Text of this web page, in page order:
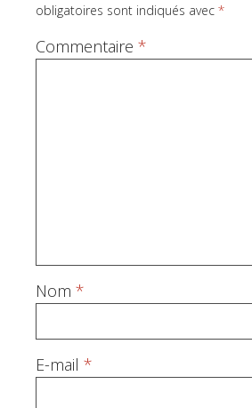
obligatoires sont indiqués avec *
Commentaire *
Nom *
E-mail *